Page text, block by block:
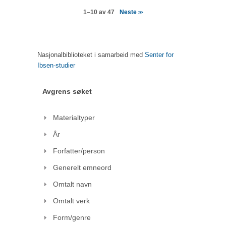
1–10 av 47 Neste>>
Nasjonalbiblioteket i samarbeid med Senter for
Ibsen-studier
Avgrens søket
Materialtyper
År
Forfatter/person
Generelt emneord
Omtalt navn
Omtalt verk
Form/genre